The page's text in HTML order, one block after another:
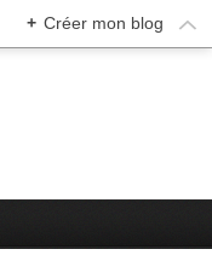
+ Créer mon blog